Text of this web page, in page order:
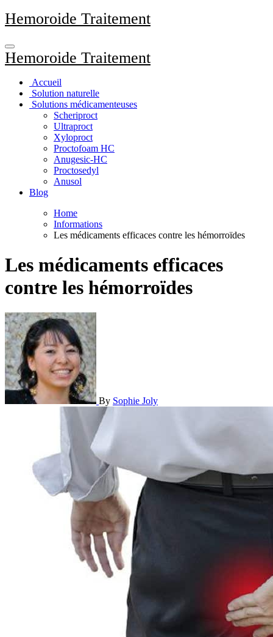
Aller
au
principal
Hemoroide Traitement
Hemoroide Traitement
Accueil
Solution naturelle
Solutions médicamenteuses
Scheriproct
Ultraproct
Xyloproct
Proctofoam HC
Anugesic-HC
Proctosedyl
Anusol
Blog
Home
Informations
Les médicaments efficaces contre les hémorroïdes
Les médicaments efficaces
contre les hémorroïdes
By Sophie Joly